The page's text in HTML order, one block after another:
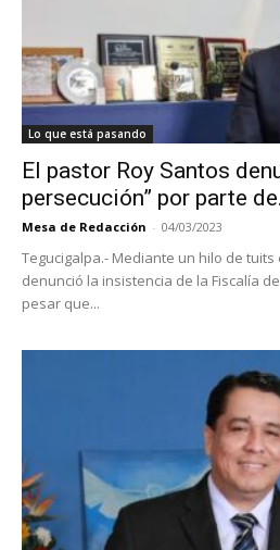
Lo que está pasando
El pastor Roy Santos
persecución” por parte
Mesa de Redacción - 04/03/2023
Tegucigalpa.- Mediante un hilo de tuits
denunció la insistencia de la Fiscalía
pesar que...